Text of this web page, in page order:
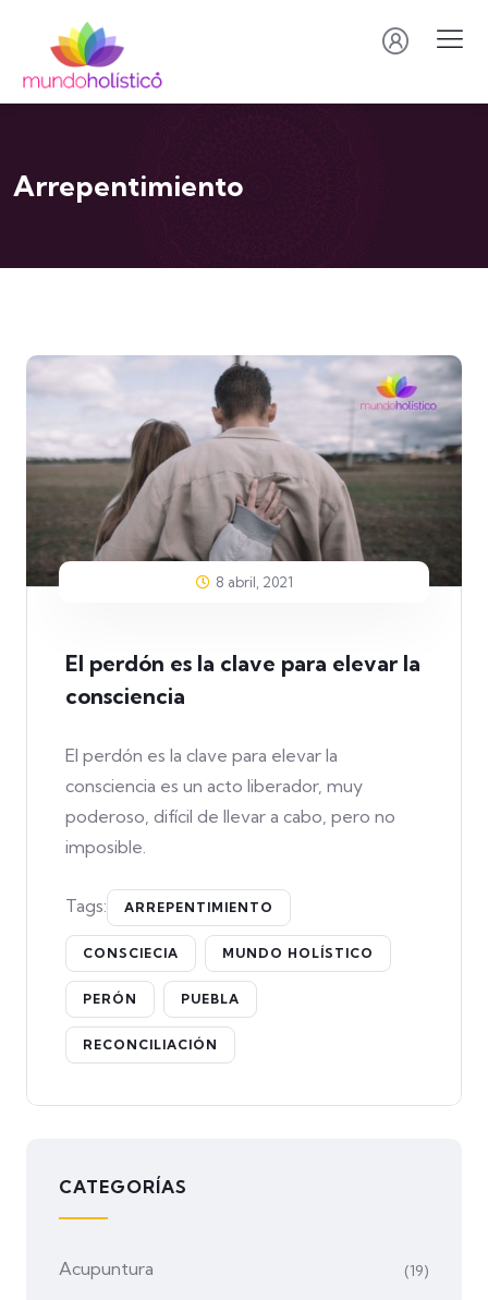
Arrepentimiento
8 abril, 2021
El perdón es la clave para elevar la
consciencia
El perdón es la clave para elevar la
consciencia es un acto liberador, muy
poderoso, difícil de llevar a cabo, pero no
imposible.
Tags: ARREPENTIMIENTO
CONSCIECIA MUNDO HOLÍSTICO
PERÓN PUEBLA
RECONCILIACIÓN
CATEGORÍAS
Acupuntura (19)